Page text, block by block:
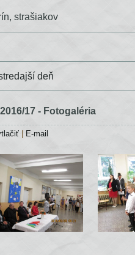
strašiakov
deň
17 - Fotogaléria
E-mail